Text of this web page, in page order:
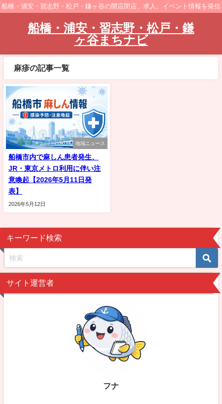
船橋・浦安・習志野・松戸・鎌ヶ谷の開店閉店、求人、イベント情報を発信
船橋・浦安・習志野・松戸・鎌
ヶ谷まちナビ
麻疹の記事一覧
地域ニュース
船橋市内で麻しん患者発生、
JR・東京メトロ利用に伴い注
意喚起【2026年5月11日発
表】
2026年5月12日
キーワード検索
サイト運営者
フナ